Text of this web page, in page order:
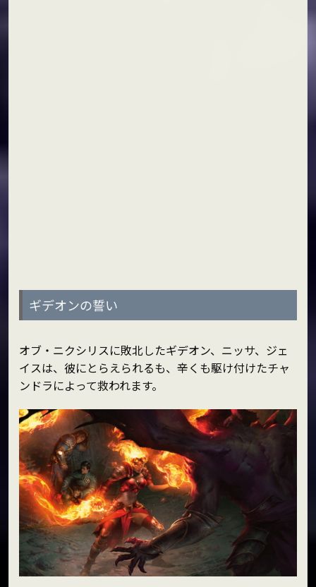
ギデオンの誓い
オブ・ニクシリスに敗北したギデオン、ニッサ、ジェ
イスは、彼にとらえられるも、辛くも駆け付けたチャ
ンドラによって救われます。